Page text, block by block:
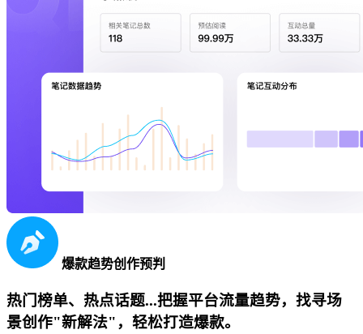
爆款趋势创作预判
热门榜单、热点话题...把握平台流量趋势，找寻场
景创作"新解法"，轻松打造爆款。